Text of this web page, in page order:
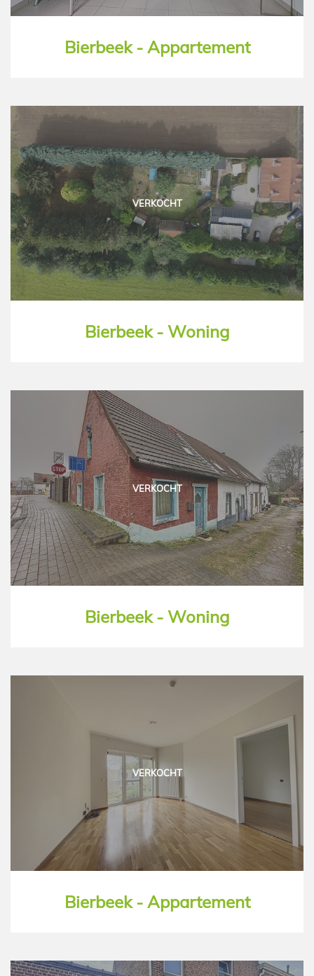
Bierbeek - Appartement
VERKOCHT
Bierbeek - Woning
VERKOCHT
Bierbeek - Woning
VERKOCHT
Bierbeek - Appartement